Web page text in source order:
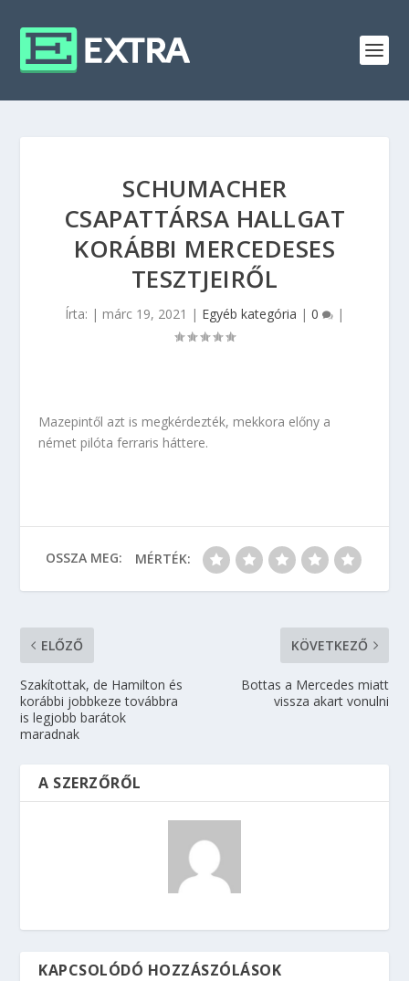
SCHUMACHER
CSAPATTÁRSA HALLGAT
KORÁBBI MERCEDESES
TESZTJEIRŐL
Írta: | márc 19, 2021 | Egyéb kategória | 0 |
Mazepintől azt is megkérdezték, mekkora előny a
német pilóta ferraris háttere.
OSSZA MEG: MÉRTÉK:
ELŐZŐ
Szakítottak, de Hamilton és
korábbi jobbkeze továbbra
is legjobb barátok
maradnak
KÖVETKEZŐ
Bottas a Mercedes miatt
vissza akart vonulni
A SZERZŐRŐL
KAPCSOLÓDÓ HOZZÁSZÓLÁSOK